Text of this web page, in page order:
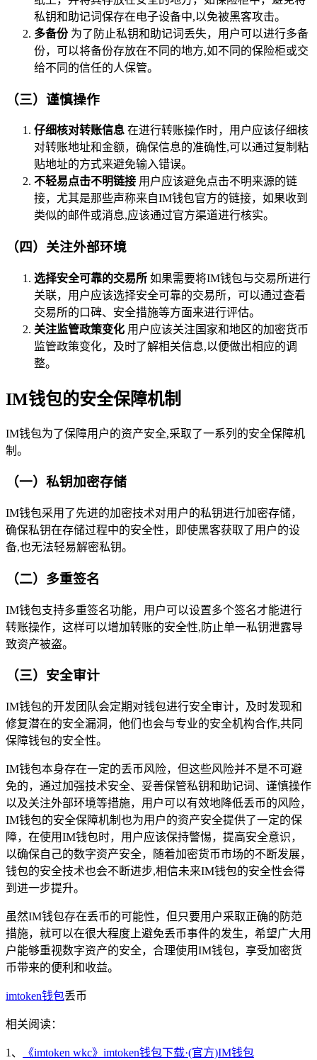
私钥和助记词保存在电子设备中,以免被黑客攻击。
多备份为了防止私钥和助记词丢失，用户可以进行多备
份，可以将备份存放在不同的地方,如不同的保险柜或交
给不同的信任的人保管。
（三）谨慎操作
仔细核对转账信息 在进行转账操作时，用户应该仔细核
对转账地址和金额，确保信息的准确性,可以通过复制粘
贴地址的方式来避免输入错误。
不轻易点击不明链接 用户应该避免点击不明来源的链
接，尤其是那些声称来自IM钱包官方的链接，如果收到
类似的邮件或消息,应该通过官方渠道进行核实。
（四）关注外部环境
选择安全可靠的交易所 如果需要将IM钱包与交易所进行
关联，用户应该选择安全可靠的交易所，可以通过查看
交易所的口碑、安全措施等方面来进行评估。
关注监管政策变化 用户应该关注国家和地区的加密货币
监管政策变化，及时了解相关信息,以便做出相应的调
整。
IM钱包的安全保障机制
IM钱包为了保障用户的资产安全,采取了一系列的安全保障机
制。
（一）私钥加密存储
IM钱包采用了先进的加密技术对用户的私钥进行加密存储，
确保私钥在存储过程中的安全性，即使黑客获取了用户的设
备,也无法轻易解密私钥。
（二）多重签名
IM钱包支持多重签名功能，用户可以设置多个签名才能进行
转账操作，这样可以增加转账的安全性,防止单一私钥泄露导
致资产被盗。
（三）安全审计
IM钱包的开发团队会定期对钱包进行安全审计，及时发现和
修复潜在的安全漏洞，他们也会与专业的安全机构合作,共同
保障钱包的安全性。
IM钱包本身存在一定的丢币风险，但这些风险并不是不可避
免的，通过加强技术安全、妥善保管私钥和助记词、谨慎操作
以及关注外部环境等措施，用户可以有效地降低丢币的风险，
IM钱包的安全保障机制也为用户的资产安全提供了一定的保
障，在使用IM钱包时，用户应该保持警惕，提高安全意识，
以确保自己的数字资产安全，随着加密货币市场的不断发展，
钱包的安全技术也会不断进步,相信未来IM钱包的安全性会得
到进一步提升。
虽然IM钱包存在丢币的可能性，但只要用户采取正确的防范
措施，就可以在很大程度上避免丢币事件的发生，希望广大用
户能够重视数字资产的安全，合理使用IM钱包，享受加密货
币带来的便利和收益。
imtoken钱包丢币
相关阅读：
1、 《imtoken wkc》imtoken钱包下载·(官方)IM钱包